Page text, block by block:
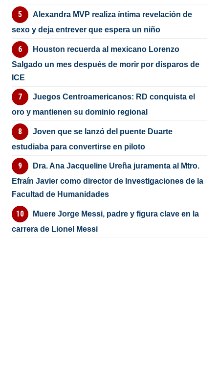
Alexandra MVP realiza íntima revelación de
sexo y deja entrever que espera un niño
Houston recuerda al mexicano Lorenzo
Salgado un mes después de morir por disparos de
ICE
Juegos Centroamericanos: RD conquista el
oro y mantienen su dominio regional
Joven que se lanzó del puente Duarte
estudiaba para convertirse en piloto
Dra. Ana Jacqueline Ureña juramenta al Mtro.
Efraín Javier como director de Investigaciones de la
Facultad de Humanidades
Muere Jorge Messi, padre y figura clave en la
carrera de Lionel Messi